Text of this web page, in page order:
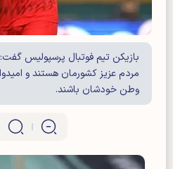
بازیکن تیم فوتبال پرسپولیس
مردم عزیز کشورمان هستند و
وطن خودشان باشند.